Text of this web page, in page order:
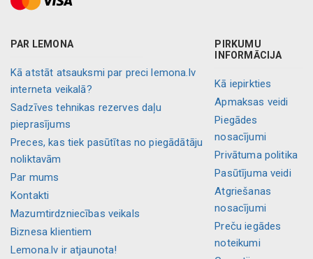
PAR LEMONA
Kā atstāt atsauksmi par preci lemona.lv
interneta veikalā?
Sadzīves tehnikas rezerves daļu
pieprasījums
Preces, kas tiek pasūtītas no piegādātāju
noliktavām
Par mums
Kontakti
Mazumtirdzniecības veikals
Biznesa klientiem
Lemona.lv ir atjaunota!
PIRKUMU
INFORMĀCIJA
Kā iepirkties
Apmaksas veidi
Piegādes
nosacījumi
Privātuma politika
Pasūtījuma veidi
Atgriešanas
nosacījumi
Preču iegādes
noteikumi